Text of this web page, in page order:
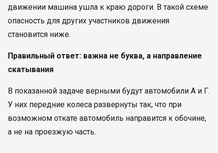
движении машина ушла к краю дороги. В такой схеме
опасность для других участников движения
становится ниже.
Правильный ответ: важна не буква, а направление
скатывания
В показанной задаче верными будут автомобили А и Г.
У них передние колеса развернуты так, что при
возможном откате автомобиль направится к обочине,
а не на проезжую часть.